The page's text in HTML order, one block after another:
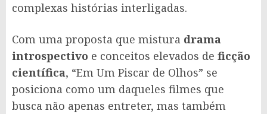
complexas histórias interligadas.
Com uma proposta que mistura drama
introspectivo e conceitos elevados de ficção
científica, “Em Um Piscar de Olhos” se
posiciona como um daqueles filmes que
busca não apenas entreter, mas também